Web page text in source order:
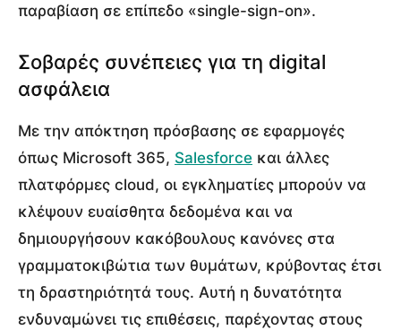
παραβίαση σε επίπεδο «single-sign-on».
Σοβαρές συνέπειες για τη digital
ασφάλεια
Με την απόκτηση πρόσβασης σε εφαρμογές
όπως Microsoft 365, Salesforce και άλλες
πλατφόρμες cloud, οι εγκληματίες μπορούν να
κλέψουν ευαίσθητα δεδομένα και να
δημιουργήσουν κακόβουλους κανόνες στα
γραμματοκιβώτια των θυμάτων, κρύβοντας έτσι
τη δραστηριότητά τους. Αυτή η δυνατότητα
ενδυναμώνει τις επιθέσεις, παρέχοντας στους